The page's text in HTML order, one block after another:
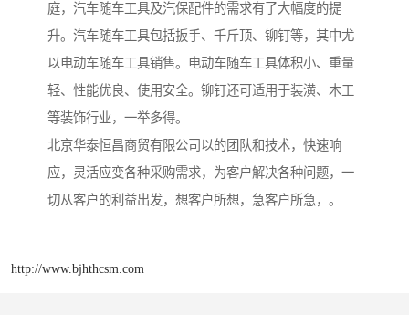
庭，汽车随车工具及汽保配件的需求有了大幅度的提
升。汽车随车工具包括扳手、千斤顶、铆钉等，其中尤
以电动车随车工具销售。电动车随车工具体积小、重量
轻、性能优良、使用安全。铆钉还可适用于装潢、木工
等装饰行业，一举多得。
北京华泰恒昌商贸有限公司以的团队和技术，快速响
应，灵活应变各种采购需求，为客户解决各种问题，一
切从客户的利益出发，想客户所想，急客户所急，。
http://www.bjhthcsm.com